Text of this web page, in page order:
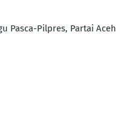
Pasca-Pilpres, Partai Aceh